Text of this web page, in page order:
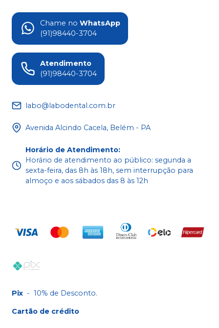
Chame no WhatsApp
(91)98440-3704
Atendimento
(91)98440-3704
labo@labodental.com.br
Avenida Alcindo Cacela, Belém - PA
Horário de Atendimento:
Horário de atendimento ao público: segunda a
sexta-feira, das 8h às 18h, sem interrupção para
almoço e aos sábados das 8 às 12h
Pix - 10% de Desconto.
Cartão de crédito